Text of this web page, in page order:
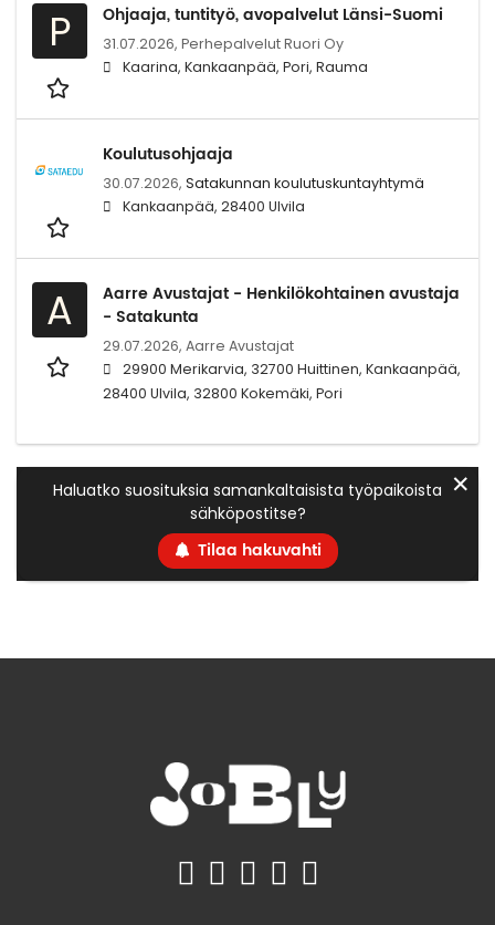
P Ohjaaja, tuntityö, avopalvelut Länsi-Suomi
31.07.2026, Perhepalvelut Ruori Oy
Kaarina, Kankaanpää, Pori, Rauma
Koulutusohjaaja
30.07.2026, Satakunnan koulutuskuntayhtymä
Kankaanpää, 28400 Ulvila
A
Aarre Avustajat - Henkilökohtainen avustaja
- Satakunta
29.07.2026, Aarre Avustajat
29900 Merikarvia, 32700 Huittinen, Kankaanpää,
28400 Ulvila, 32800 Kokemäki, Pori
Haluatko suosituksia samankaltaisista työpaikoista
sähköpostitse?
Tilaa hakuvahti
✕